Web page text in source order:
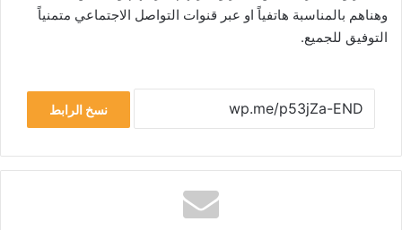
وهناهم بالمناسبة هاتفياً او عبر قنوات التواصل الاجتماعي متمنياً
التوفيق للجميع.
نسخ الرابط